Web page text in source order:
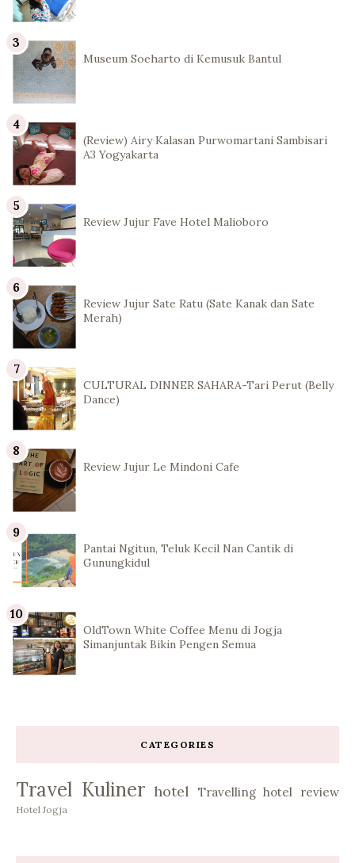
Museum Soeharto di Kemusuk Bantul
(Review) Airy Kalasan Purwomartani Sambisari
A3 Yogyakarta
Review Jujur Fave Hotel Malioboro
Review Jujur Sate Ratu (Sate Kanak dan Sate
Merah)
CULTURAL DINNER SAHARA-Tari Perut (Belly
Dance)
Review Jujur Le Mindoni Cafe
Pantai Ngitun, Teluk Kecil Nan Cantik di
Gunungkidul
OldTown White Coffee Menu di Jogja
Simanjuntak Bikin Pengen Semua
CATEGORIES
Travel Kuliner hotel Travelling hotel review
Hotel Jogja